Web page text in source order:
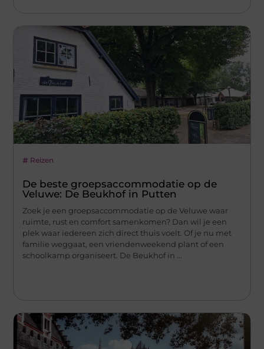
Reizen
De beste groepsaccommodatie op de
Veluwe: De Beukhof in Putten
Zoek je een groepsaccommodatie op de Veluwe waar
ruimte, rust en comfort samenkomen? Dan wil je een
plek waar iedereen zich direct thuis voelt. Of je nu met
familie weggaat, een vriendenweekend plant of een
schoolkamp organiseert. De Beukhof in ...